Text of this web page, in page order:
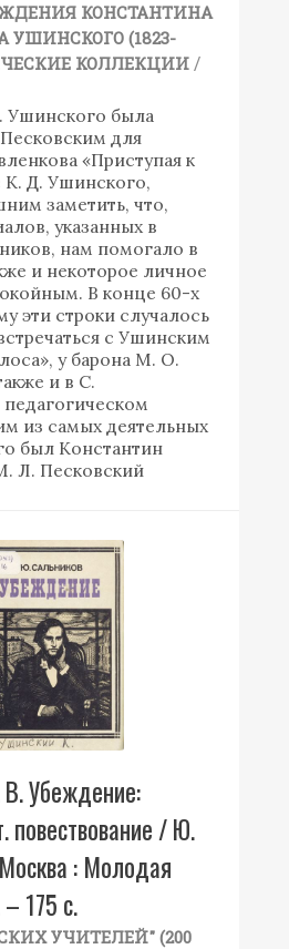
КОНСТАНТИНА
(1823-
КОЛЛЕКЦИИ /
Ушинского была
для
«Приступая к
К. Д. Ушинского,
заметить, что,
указанных в
нам помогало в
и некоторое личное
В конце 60-х
эти строки случалось
с Ушинским
у барона М. О.
и в С.
из самых деятельных
был Константин
Л. Песковский
Убеждение:
повествование / Ю.
: Молодая
175 с.
УЧИТЕЛЕЙ" (200